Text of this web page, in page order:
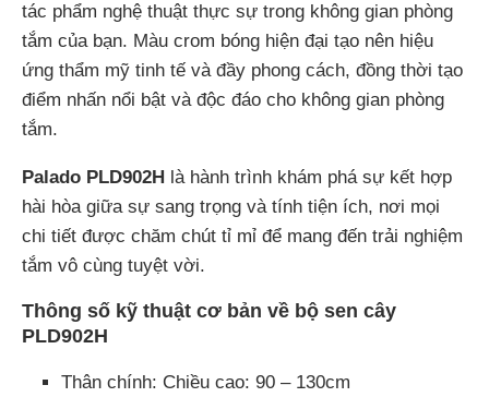
tác phẩm nghệ thuật thực sự trong không gian phòng
tắm của bạn. Màu crom bóng hiện đại tạo nên hiệu
ứng thẩm mỹ tinh tế và đầy phong cách, đồng thời tạo
điểm nhấn nổi bật và độc đáo cho không gian phòng
tắm.
Palado PLD902H
là hành trình khám phá sự kết hợp
hài hòa giữa sự sang trọng và tính tiện ích, nơi mọi
chi tiết được chăm chút tỉ mỉ để mang đến trải nghiệm
tắm vô cùng tuyệt vời.
Thông số kỹ thuật cơ bản về bộ sen cây
PLD902H
Thân chính: Chiều cao: 90 – 130cm